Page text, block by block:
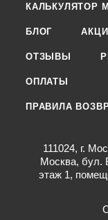
КАЛЬКУЛЯТОР
БЛОГ
ОТЗЫВЫ
ОПЛАТЫ
ПРАВИЛА
111024, г.
Москва, бул.
этаж 1,